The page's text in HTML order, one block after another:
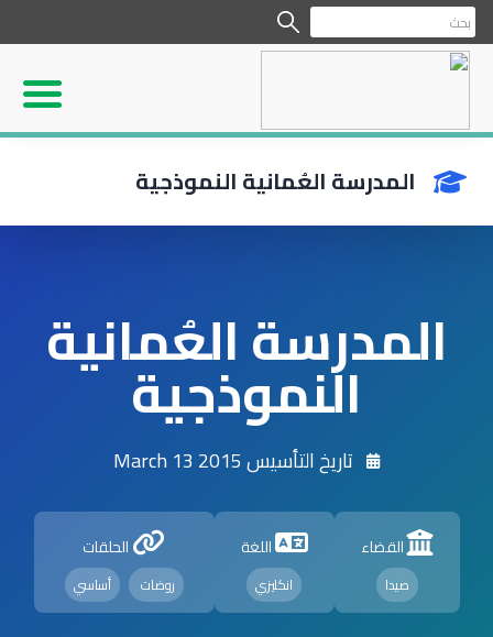
المدرسة العُمانية النموذجية
المدرسة العُمانية
النموذجية
تاريخ التأسيس 2015 March 13
القضاء
صيدا
اللغة
انكليزي
الحلقات
روضات أساسي